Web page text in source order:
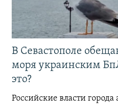
В Севастополе
моря украинским
это?
Российские власти